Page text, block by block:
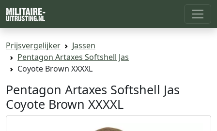
Prijsvergelijker
Jassen
Pentagon Artaxes Softshell Jas
Coyote Brown XXXXL
Pentagon Artaxes Softshell Jas
Coyote Brown XXXXL